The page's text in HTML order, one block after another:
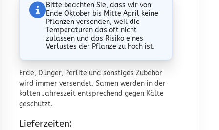
Bitte beachten Sie, dass wir von
Ende Oktober bis Mitte April keine
Pflanzen versenden, weil die
Temperaturen das oft nicht
zulassen und das Risiko eines
Verlustes der Pflanze zu hoch ist.
Erde, Dünger, Perlite und sonstiges Zubehör
wird immer versendet. Samen werden in der
kalten Jahreszeit entsprechend gegen Kälte
geschützt.
Lieferzeiten: